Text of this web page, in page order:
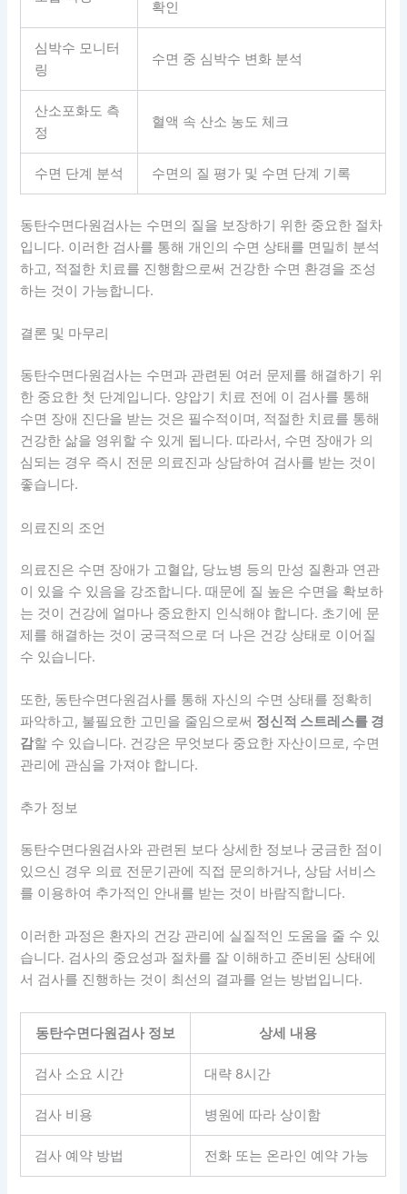
확인
심박수 모니터
링
수면 중 심박수 변화 분석
산소포화도 측
정
혈액 속 산소 농도 체크
수면 단계 분석 수면의 질 평가 및 수면 단계 기록
동탄수면다원검사는 수면의 질을 보장하기 위한 중요한 절차
입니다. 이러한 검사를 통해 개인의 수면 상태를 면밀히 분석
하고, 적절한 치료를 진행함으로써 건강한 수면 환경을 조성
하는 것이 가능합니다.
결론 및 마무리
동탄수면다원검사는 수면과 관련된 여러 문제를 해결하기 위
한 중요한 첫 단계입니다. 양압기 치료 전에 이 검사를 통해
수면 장애 진단을 받는 것은 필수적이며, 적절한 치료를 통해
건강한 삶을 영위할 수 있게 됩니다. 따라서, 수면 장애가 의
심되는 경우 즉시 전문 의료진과 상담하여 검사를 받는 것이
좋습니다.
의료진의 조언
의료진은 수면 장애가 고혈압, 당뇨병 등의 만성 질환과 연관
이 있을 수 있음을 강조합니다.때문에 질 높은 수면을 확보하
는 것이 건강에 얼마나 중요한지 인식해야 합니다. 초기에 문
제를 해결하는 것이 궁극적으로 더 나은 건강 상태로 이어질
수 있습니다.
또한, 동탄수면다원검사를 통해 자신의 수면 상태를 정확히
파악하고, 불필요한 고민을 줄임으로써 정신적 스트레스를 경
감할 수 있습니다. 건강은 무엇보다 중요한 자산이므로, 수면
관리에 관심을 가져야 합니다.
추가 정보
동탄수면다원검사와 관련된 보다 상세한 정보나 궁금한 점이
있으신 경우 의료 전문기관에 직접 문의하거나, 상담 서비스
를 이용하여 추가적인 안내를 받는 것이 바람직합니다.
이러한 과정은 환자의 건강 관리에 실질적인 도움을 줄 수 있
습니다. 검사의 중요성과 절차를 잘 이해하고 준비된 상태에
서 검사를 진행하는 것이 최선의 결과를 얻는 방법입니다.
동탄수면다원검사 정보 상세 내용
검사 소요 시간 대략 8시간
검사 비용 병원에 따라 상이함
검사 예약 방법 전화 또는 온라인 예약 가능